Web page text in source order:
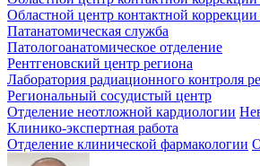
Областной центр контактной коррекции
Патанатомическая служба
Патологоанатомическое отделение
Рентгеновский центр региона
Лаборатория радиационного контроля
Региональный сосудистый центр
Отделение неотложной кардиологии
Клинико-экспертная работа
Отделение клинической фармакологии